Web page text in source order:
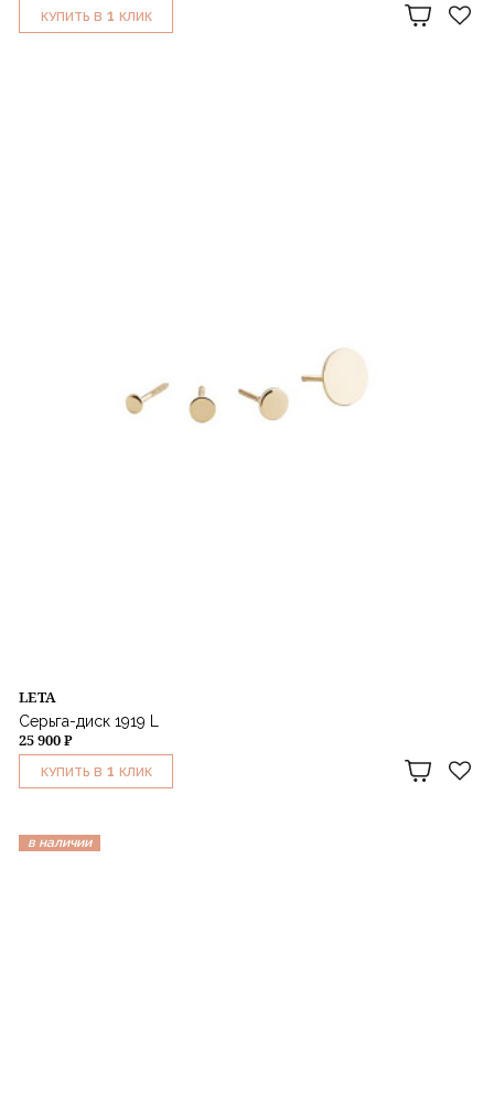
КУПИТЬ В 1 КЛИК
LETA
Серьга-диск 1919 L
25 900 ₽
КУПИТЬ В 1 КЛИК
в наличии